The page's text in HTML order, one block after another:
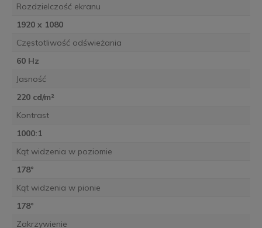
Rozdzielczość ekranu
1920 x 1080
Częstotliwość odświeżania
60 Hz
Jasność
220 cd/m²
Kontrast
1000:1
Kąt widzenia w poziomie
178°
Kąt widzenia w pionie
178°
Zakrzywienie